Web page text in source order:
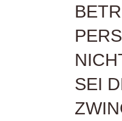
SEI